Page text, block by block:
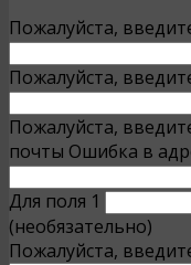
Пожалуйста,
Пожалуйста,
Пожалуйста,
почты Ошибка в
Для поля 1
(необязательно)
Пожалуйста,